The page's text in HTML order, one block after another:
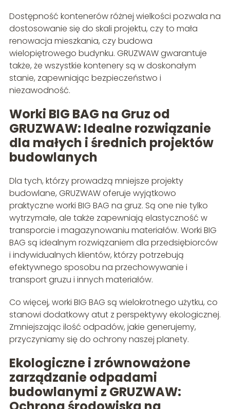
Dostępność kontenerów różnej wielkości pozwala na
dostosowanie się do skali projektu, czy to mała
renowacja mieszkania, czy budowa
wielopiętrowego budynku. GRUZWAW gwarantuje
także, że wszystkie kontenery są w doskonałym
stanie, zapewniając bezpieczeństwo i
niezawodność.
Worki BIG BAG na Gruz od
GRUZWAW: Idealne rozwiązanie
dla małych i średnich projektów
budowlanych
Dla tych, którzy prowadzą mniejsze projekty
budowlane, GRUZWAW oferuje wyjątkowo
praktyczne worki BIG BAG na gruz. Są one nie tylko
wytrzymałe, ale także zapewniają elastyczność w
transporcie i magazynowaniu materiałów. Worki BIG
BAG są idealnym rozwiązaniem dla przedsiębiorców
i indywidualnych klientów, którzy potrzebują
efektywnego sposobu na przechowywanie i
transport gruzu i innych materiałów.
Co więcej, worki BIG BAG są wielokrotnego użytku, co
stanowi dodatkowy atut z perspektywy ekologicznej.
Zmniejszając ilość odpadów, jakie generujemy,
przyczyniamy się do ochrony naszej planety.
Ekologiczne i zrównoważone
zarządzanie odpadami
budowlanymi z GRUZWAW: